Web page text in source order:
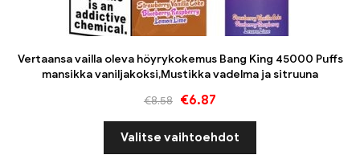
Vertaansa vailla oleva höyrykokemus Bang King 45000 Puffs
mansikka vaniljakoksi,Mustikka vadelma ja sitruuna
€8.58 €6.87
Valitse vaihtoehdot